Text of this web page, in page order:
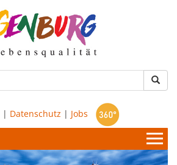
| Datenschutz | Jobs